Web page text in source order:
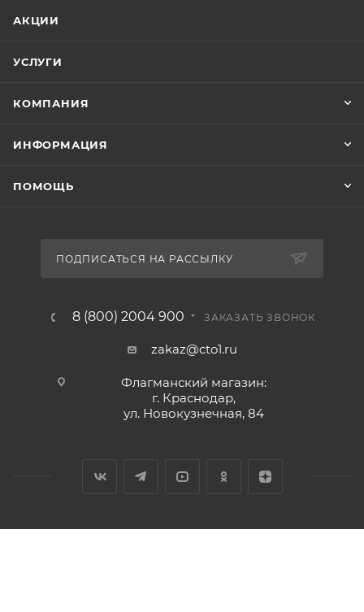
АКЦИИ
УСЛУГИ
КОМПАНИЯ
ИНФОРМАЦИЯ
ПОМОЩЬ
ПОДПИСАТЬСЯ НА РАССЫЛКУ
8 (800) 2004 900 ЗАКАЗАТЬ ЗВОНОК
zakaz@cto1.ru
Флагманский магазин:
г. Краснодар,
ул. Новокузнечная, 84